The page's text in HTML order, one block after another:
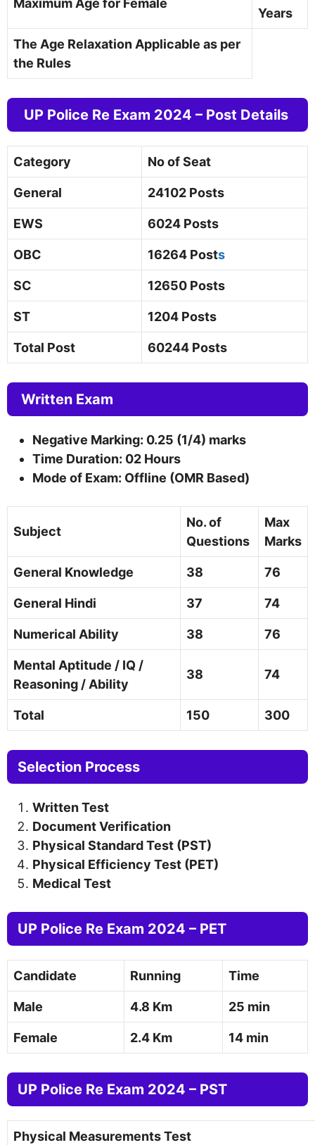
Maximum Age for Female
Years
The Age Relaxation Applicable as per
the Rules
UP Police Re Exam 2024 – Post Details
Category No of Seat
General 24102 Posts
EWS 6024 Posts
OBC 16264 Posts
SC 12650 Posts
ST 1204 Posts
Total Post 60244 Posts
Written Exam
Negative Marking: 0.25 (1/4) marks
Time Duration: 02 Hours
Mode of Exam: Offline (OMR Based)
Subject
No. of
Questions
Max
Marks
General Knowledge 38 76
General Hindi 37 74
Numerical Ability 38 76
Mental Aptitude / IQ /
Reasoning / Ability
38 74
Total 150 300
Selection Process
Written Test
Document Verification
Physical Standard Test (PST)
Physical Efficiency Test (PET)
Medical Test
UP Police Re Exam 2024 – PET
Candidate Running Time
Male 4.8 Km 25 min
Female 2.4 Km 14 min
UP Police Re Exam 2024 – PST
Physical Measurements Test